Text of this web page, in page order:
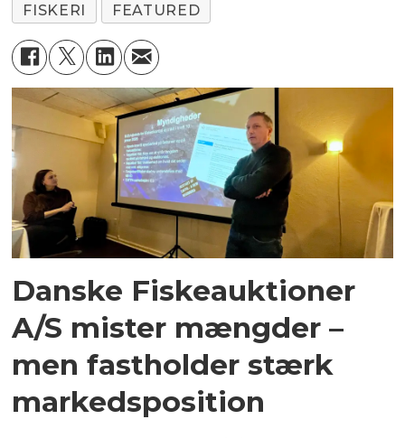
FISKERI
FEATURED
Danske Fiskeauktioner
A/S mister mængder –
men fastholder stærk
markedsposition